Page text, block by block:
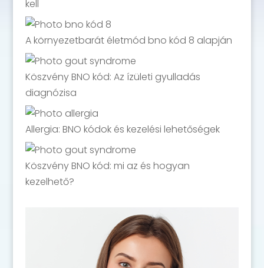
kell
A környezetbarát életmód bno kód 8 alapján
Köszvény BNO kód: Az ízületi gyulladás
diagnózisa
Allergia: BNO kódok és kezelési lehetőségek
Köszvény BNO kód: mi az és hogyan
kezelhető?